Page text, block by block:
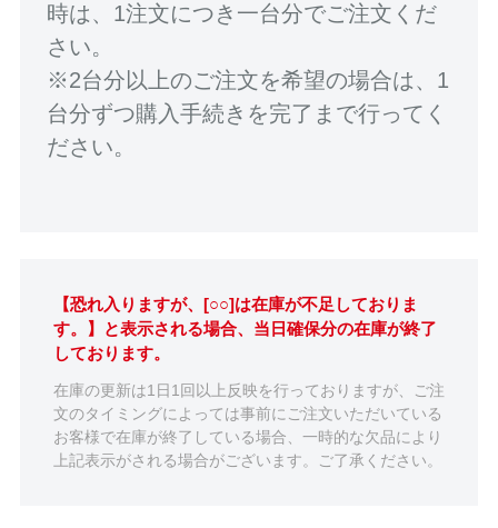
時は、1注文につき一台分でご注文くだ
さい。
※2台分以上のご注文を希望の場合は、1
台分ずつ購入手続きを完了まで行ってく
ださい。
【恐れ入りますが、[○○]は在庫が不足しておりま
す。】と表示される場合、当日確保分の在庫が終了
しております。
在庫の更新は1日1回以上反映を行っておりますが、ご注
文のタイミングによっては事前にご注文いただいている
お客様で在庫が終了している場合、一時的な欠品により
上記表示がされる場合がございます。ご了承ください。